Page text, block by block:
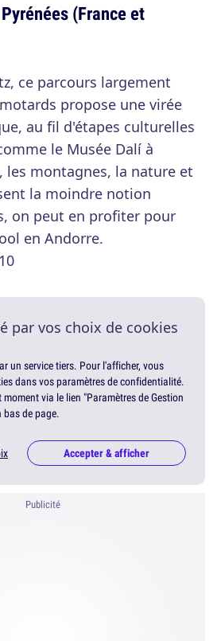
(France et
ce parcours largement
propose une virée
au fil d'étapes culturelles
le Musée Dalí à
les montagnes, la nature et
la moindre notion
on peut en profiter pour
en Andorre.
par vos choix de cookies
un service tiers. Pour l'afficher, vous
dans vos paramètres de confidentialité.
via le lien "Paramètres de Gestion
de page.
Accepter & afficher
Publicité